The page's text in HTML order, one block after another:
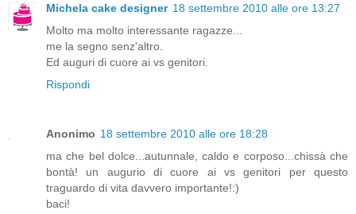
Michela cake designer 18 settembre 2010 alle ore 13:27
Molto ma molto interessante ragazze...
me la segno senz'altro.
Ed auguri di cuore ai vs genitori.
Rispondi
Anonimo 18 settembre 2010 alle ore 18:28
ma che bel dolce...autunnale, caldo e corposo...chissà che
bontà! un augurio di cuore ai vs genitori per questo
traguardo di vita davvero importante!:)
baci!